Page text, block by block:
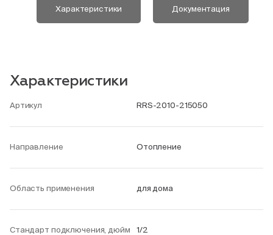
Характеристики Документация
Характеристики
Артикул RRS-2010-215050
Направление Отопление
Область применения для дома
Стандарт подключения, дюйм 1/2